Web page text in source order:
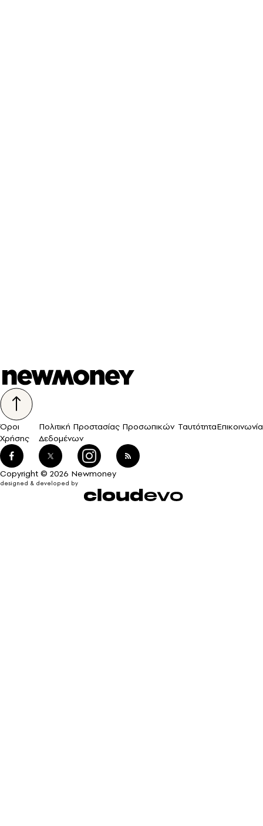
Όροι
Χρήσης
Πολιτική Προστασίας Προσωπικών
Δεδομένων
ΤαυτότηταΕπικοινωνία
Copyright © 2026 Newmoney
designed & developed by